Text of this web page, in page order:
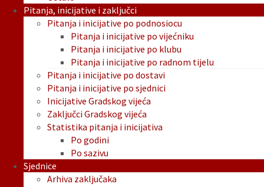
Pitanja, inicijative i zaključci
Pitanja i inicijative po podnosiocu
Pitanja i inicijative po vijećniku
Pitanja i inicijative po klubu
Pitanja i inicijative po radnom tijelu
Pitanja i inicijative po dostavi
Pitanja i inicijative po sjednici
Inicijative Gradskog vijeća
Zaključci Gradskog vijeća
Statistika pitanja i inicijativa
Po godini
Po sazivu
Sjednice
Arhiva zaključaka